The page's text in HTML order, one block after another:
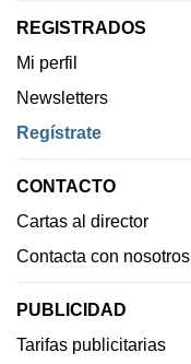
REGISTRADOS
Mi perfil
Newsletters
Regístrate
CONTACTO
Cartas al director
Contacta con nosotros
PUBLICIDAD
Tarifas publicitarias